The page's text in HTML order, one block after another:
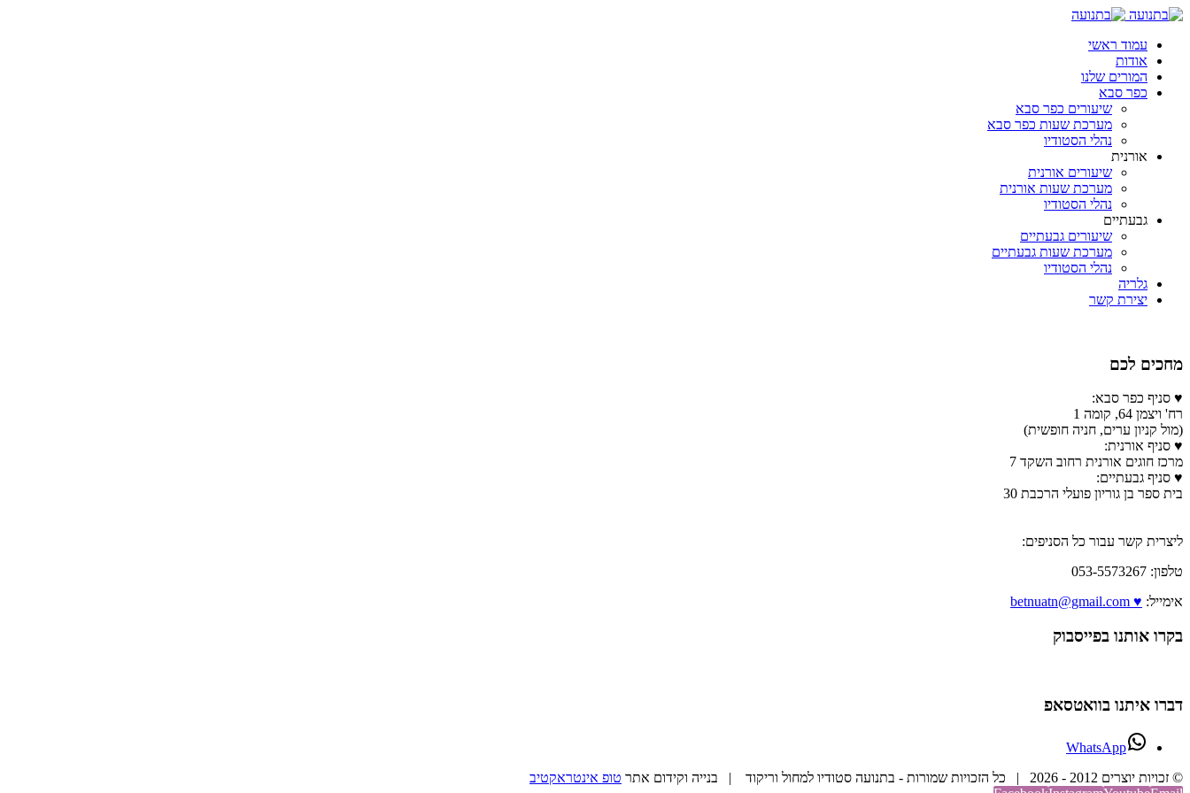
עמוד ראשי
אודות
המורים שלנו
כפר סבא
שיעורים כפר סבא
מערכת שעות כפר סבא
נהלי הסטודיו
אורנית
שיעורים אורנית
מערכת שעות אורנית
נהלי הסטודיו
גבעתיים
שיעורים גבעתיים
מערכת שעות גבעתיים
נהלי הסטודיו
גלריה
יצירת קשר
מחכים לכם
♥ סניף כפר סבא:
רח' ויצמן 64, קומה 1
(מול קניון ערים, חניה חופשית)
♥ סניף אורנית:
מרכז חוגים אורנית רחוב השקד 7
♥ סניף גבעתיים:
בית ספר בן גוריון פועלי הרכבת 30
ליצרית קשר עבור כל הסניפים:
טלפון: 053-5573267
אימייל: ♥ betnuatn@gmail.com
בקרו אותנו בפייסבוק
דברו איתנו בוואטסאפ
WhatsApp
© זכויות יוצרים 2012 -
2026 | כל הזכויות שמורות - בתנועה סטודיו למחול וריקוד | בנייה וקידום אתר
טופ אינטראקטיב